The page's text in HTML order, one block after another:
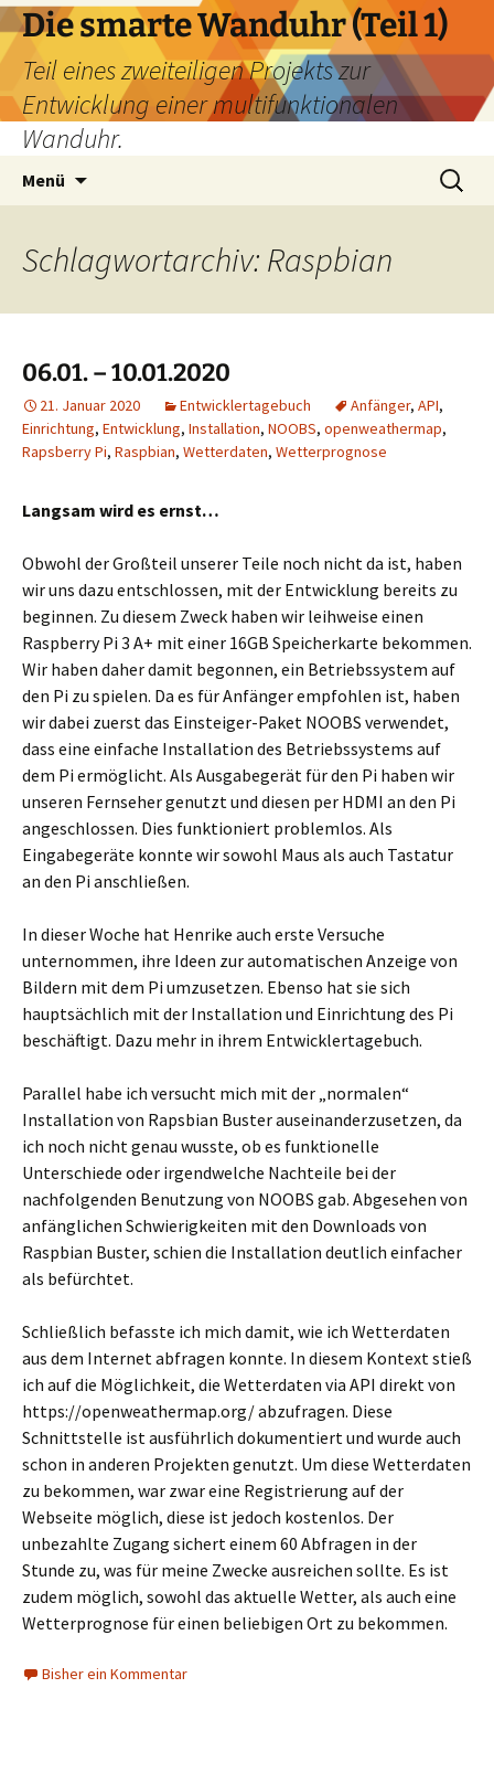
Zum
Inhalt
springen
Die smarte Wanduhr (Teil 1)
Teil eines zweiteiligen Projekts zur
Entwicklung einer multifunktionalen
Wanduhr.
Menü
Suchen
nach:
Schlagwortarchiv: Raspbian
06.01. – 10.01.2020
21. Januar 2020 Entwicklertagebuch Anfänger, API,
Einrichtung, Entwicklung, Installation, NOOBS, openweathermap,
Rapsberry Pi, Raspbian, Wetterdaten, Wetterprognose
Langsam wird es ernst…
Obwohl der Großteil unserer Teile noch nicht da ist, haben
wir uns dazu entschlossen, mit der Entwicklung bereits zu
beginnen. Zu diesem Zweck haben wir leihweise einen
Raspberry Pi 3 A+ mit einer 16GB Speicherkarte bekommen.
Wir haben daher damit begonnen, ein Betriebssystem auf
den Pi zu spielen. Da es für Anfänger empfohlen ist, haben
wir dabei zuerst das Einsteiger-Paket NOOBS verwendet,
dass eine einfache Installation des Betriebssystems auf
dem Pi ermöglicht. Als Ausgabegerät für den Pi haben wir
unseren Fernseher genutzt und diesen per HDMI an den Pi
angeschlossen. Dies funktioniert problemlos. Als
Eingabegeräte konnte wir sowohl Maus als auch Tastatur
an den Pi anschließen.
In dieser Woche hat Henrike auch erste Versuche
unternommen, ihre Ideen zur automatischen Anzeige von
Bildern mit dem Pi umzusetzen. Ebenso hat sie sich
hauptsächlich mit der Installation und Einrichtung des Pi
beschäftigt. Dazu mehr in ihrem Entwicklertagebuch.
Parallel habe ich versucht mich mit der „normalen“
Installation von Rapsbian Buster auseinanderzusetzen, da
ich noch nicht genau wusste, ob es funktionelle
Unterschiede oder irgendwelche Nachteile bei der
nachfolgenden Benutzung von NOOBS gab. Abgesehen von
anfänglichen Schwierigkeiten mit den Downloads von
Raspbian Buster, schien die Installation deutlich einfacher
als befürchtet.
Schließlich befasste ich mich damit, wie ich Wetterdaten
aus dem Internet abfragen konnte. In diesem Kontext stieß
ich auf die Möglichkeit, die Wetterdaten via API direkt von
https://openweathermap.org/ abzufragen. Diese
Schnittstelle ist ausführlich dokumentiert und wurde auch
schon in anderen Projekten genutzt. Um diese Wetterdaten
zu bekommen, war zwar eine Registrierung auf der
Webseite möglich, diese ist jedoch kostenlos. Der
unbezahlte Zugang sichert einem 60 Abfragen in der
Stunde zu, was für meine Zwecke ausreichen sollte. Es ist
zudem möglich, sowohl das aktuelle Wetter, als auch eine
Wetterprognose für einen beliebigen Ort zu bekommen.
Bisher ein Kommentar